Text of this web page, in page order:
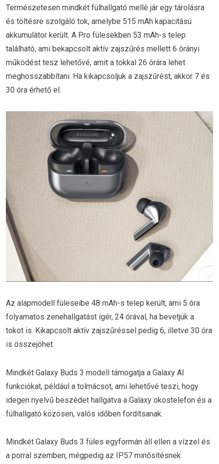
Természetesen mindkét fülhallgató mellé jár egy tárolásra
és töltésre szolgáló tok, amelybe 515 mAh kapacitású
akkumulátor került. A Pro fülesekben 53 mAh-s telep
található, ami bekapcsolt aktív zajszűrés mellett 6 órányi
működést tesz lehetővé, amit a tokkal 26 órára lehet
meghosszabbítani. Ha kikapcsoljuk a zajszűrést, akkor 7 és
30 óra érhető el.
Az alapmodell füleseibe 48 mAh-s telep került, ami 5 óra
folyamatos zenehallgatást ígér, 24 órával, ha bevetjük a
tokot is. Kikapcsolt aktív zajszűréssel pedig 6, illetve 30 óra
is összejöhet.
Mindkét Galaxy Buds 3 modell támogatja a Galaxy AI
funkciókat, például a tolmácsot, ami lehetővé teszi, hogy
idegen nyelvű beszédet hallgatva a Galaxy okostelefon és a
fülhallgató közösen, valós időben fordítsanak.
Mindkét Galaxy Buds 3 füles egyformán áll ellen a vízzel és
a porral szemben, mégpedig az IP57 minősítésnek